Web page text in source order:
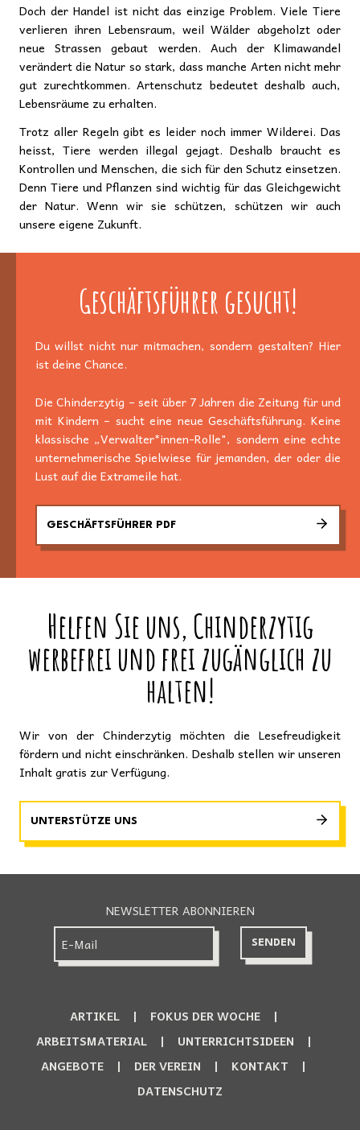
Doch der Handel ist nicht das einzige Problem. Viele Tiere
verlieren ihren Lebensraum, weil Wälder abgeholzt oder
neue Strassen gebaut werden. Auch der Klimawandel
verändert die Natur so stark, dass manche Arten nicht mehr
gut zurechtkommen. Artenschutz bedeutet deshalb auch,
Lebensräume zu erhalten.
Trotz aller Regeln gibt es leider noch immer Wilderei. Das
heisst, Tiere werden illegal gejagt. Deshalb braucht es
Kontrollen und Menschen, die sich für den Schutz einsetzen.
Denn Tiere und Pflanzen sind wichtig für das Gleichgewicht
der Natur. Wenn wir sie schützen, schützen wir auch
unsere eigene Zukunft.
Geschäftsführer gesucht!
Du willst nicht nur mitmachen, sondern gestalten? Hier
ist deine Chance.
Die Chinderzytig – seit über 7 Jahren die Zeitung für und
mit Kindern – sucht eine neue Geschäftsführung. Keine
klassische „Verwalter*innen-Rolle", sondern eine echte
unternehmerische Spielwiese für jemanden, der oder die
Lust auf die Extrameile hat.
GESCHÄFTSFÜHRER PDF
Helfen Sie uns, Chinderzytig
werbefrei und frei zugänglich zu
halten!
Wir von der Chinderzytig möchten die Lesefreudigkeit
fördern und nicht einschränken. Deshalb stellen wir unseren
Inhalt gratis zur Verfügung.
UNTERSTÜTZE UNS
NEWSLETTER ABONNIEREN
ARTIKEL
FOKUS DER WOCHE
ARBEITSMATERIAL
UNTERRICHTSIDEEN
ANGEBOTE
DER VEREIN
KONTAKT
DATENSCHUTZ